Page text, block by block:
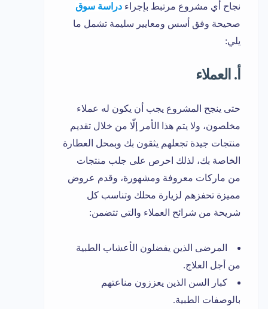
نجاح أي مشروع مرتبط بإجراء دراسة سوق
صحيحة وفق أسس ومعايير سليمة تشمل ما
يلي:
أ. العملاء
حتى ينجح المشروع يجب أن يكون له عملاء
مخلصون، ولا يتم هذا الأمر إلّا من خلال تقديم
منتجات جيدة تجعلهم يثقون بك وبمحل العطارة
الخاصة بك، لذلك احرص على جلب منتجات
من ماركات معروفة ومشهورة، وقدم عروض
مميزة تحفزهم لزيارة محلك وتناسب كل
شريحة من شرائح العملاء والتي تتضمن:
المرضى الذين يفضلون الأعشاب الطبية
من أجل العلاج.
كبار السن الذين يعززون مناعتهم
بالوصفات الطبية.